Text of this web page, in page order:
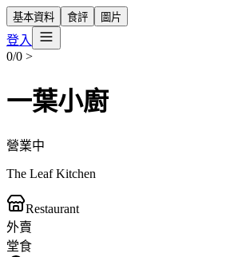
基本資料 食評 圖片
登入
0/0 >
一葉小廚
營業中
The Leaf Kitchen
Restaurant
外賣
堂食